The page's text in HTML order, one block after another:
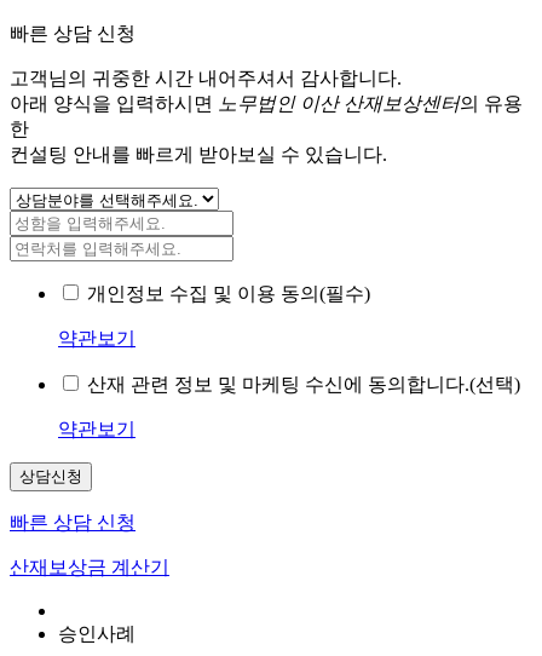
빠른 상담 신청
고객님의 귀중한 시간 내어주셔서 감사합니다.
아래 양식을 입력하시면
노무법인 이산 산재보상센터의 유용
한
컨설팅 안내를 빠르게 받아보실 수 있습니다.
개인정보 수집 및 이용 동의(필수)
약관보기
산재 관련 정보 및 마케팅 수신에 동의합니다.(선택)
약관보기
상담신청
빠른 상담 신청
산재보상금 계산기
승인사례